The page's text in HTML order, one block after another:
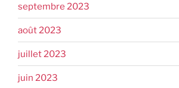
septembre 2023
août 2023
juillet 2023
juin 2023